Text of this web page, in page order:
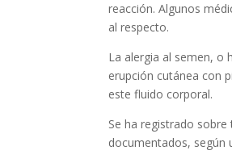
reacción. Algunos
al respecto.
La alergia al semen, o
erupción cutánea con
este fluido corporal.
Se ha registrado
documentados, según